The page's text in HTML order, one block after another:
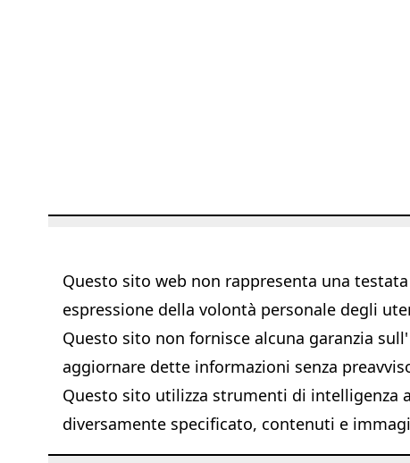
Questo sito web non rappresenta una
espressione della volontà personale degli
Questo sito non fornisce alcuna garanzia
aggiornare dette informazioni senza
Questo sito utilizza strumenti di intelligenza
diversamente specificato, contenuti e